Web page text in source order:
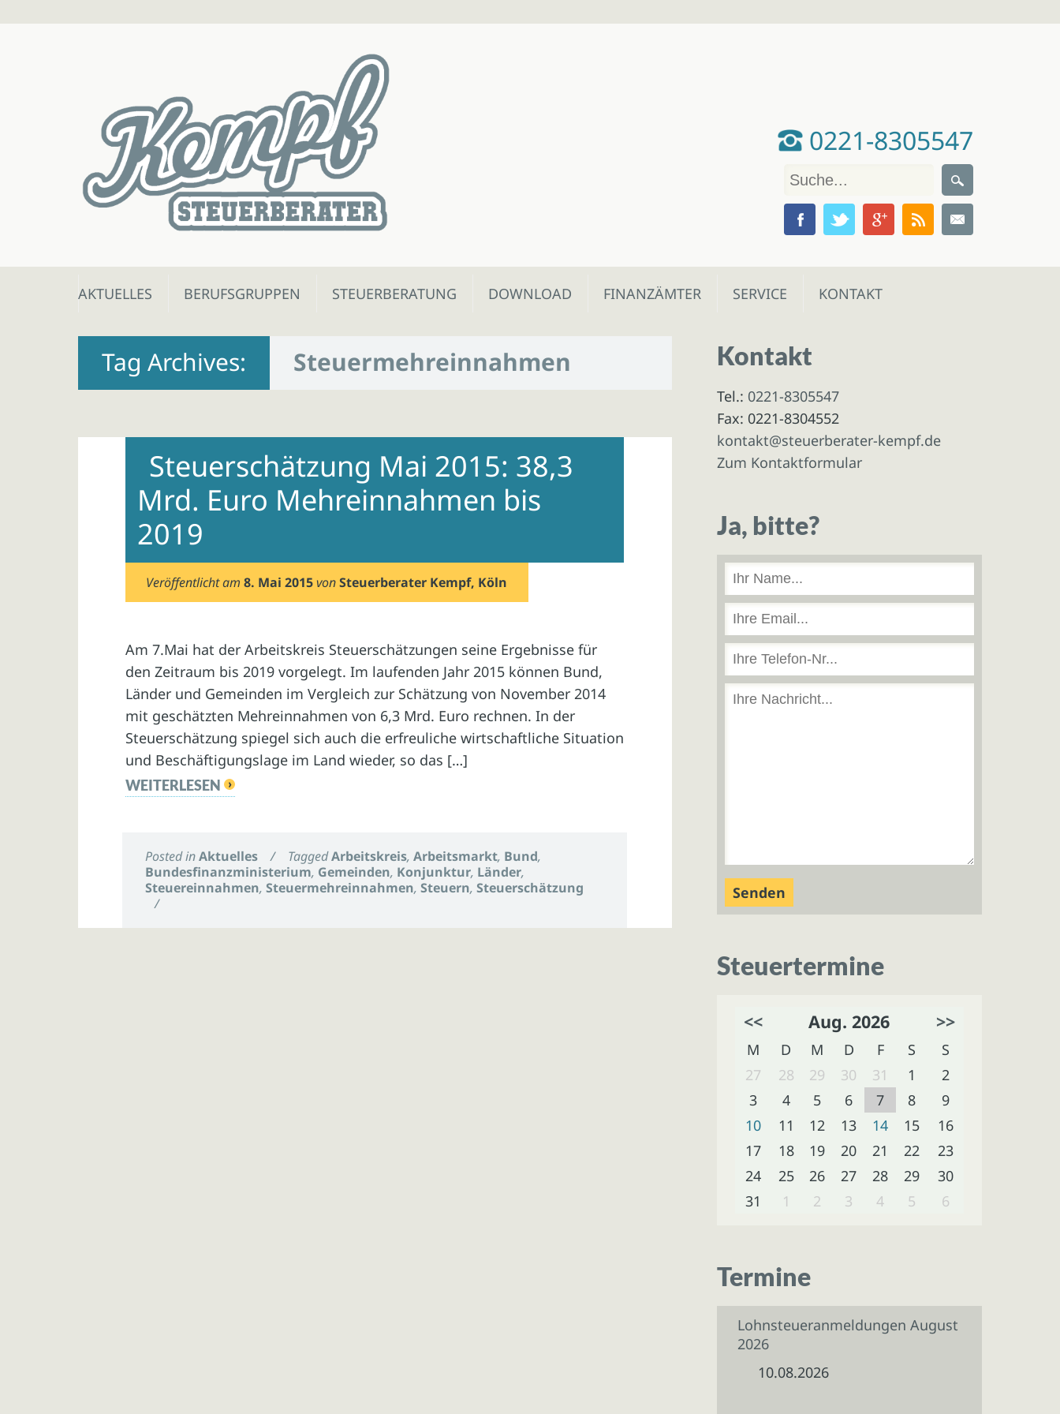
0221-8305547
Skip
AKTUELLES BERUFSGRUPPEN STEUERBERATUNG DOWNLOAD FINANZÄMTER SERVICE KONTAKT
Tag Archives: Steuermehreinnahmen
Steuerschätzung Mai 2015: 38,3
Mrd. Euro Mehreinnahmen bis
2019
Veröffentlicht am8. Mai 2015 vonSteuerberater Kempf, Köln
Am 7.Mai hat der Arbeitskreis Steuerschätzungen seine Ergebnisse für
den Zeitraum bis 2019 vorgelegt. Im laufenden Jahr 2015 können Bund,
Länder und Gemeinden im Vergleich zur Schätzung von November 2014
mit geschätzten Mehreinnahmen von 6,3 Mrd. Euro rechnen. In der
Steuerschätzung spiegel sich auch die erfreuliche wirtschaftliche Situation
und Beschäftigungslage im Land wieder, so das […]
WEITERLESEN
Posted inAktuelles / TaggedArbeitskreis, Arbeitsmarkt, Bund,
Bundesfinanzministerium, Gemeinden, Konjunktur, Länder,
Steuereinnahmen, Steuermehreinnahmen, Steuern, Steuerschätzung
/
Kontakt
Tel.: 0221-8305547
Fax: 0221-8304552
kontakt@steuerberater-kempf.de
Zum Kontaktformular
Ja, bitte?
Steuertermine
<< Aug. 2026 >>
M D M D F S
S
27
28 29 30 31 1
2
3
4 5 6 7 8
9
10
11 12 13 14 15
16
17
18 19 20 21 22
23
24
25 26 27 28 29
30
31
1 2 3 4 5 6
Termine
Lohnsteueranmeldungen August
2026
10.08.2026